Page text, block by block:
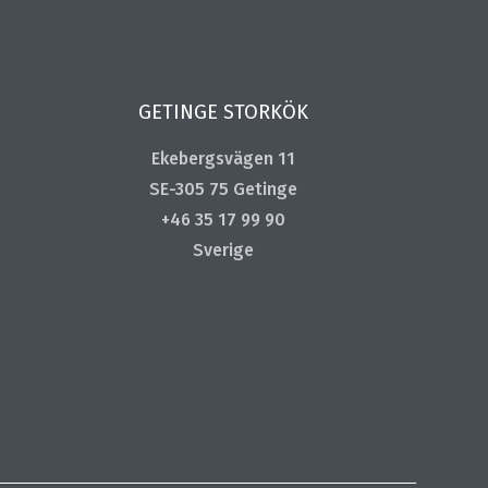
GETINGE STORKÖK
Ekebergsvägen 11
SE-305 75 Getinge
+46 35 17 99 90
Sverige